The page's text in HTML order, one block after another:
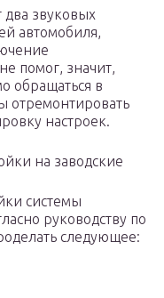
звуковых
автомобиля,
помог, значит,
обращаться в
отремонтировать
настроек.
на заводские
системы
руководству по
следующее: